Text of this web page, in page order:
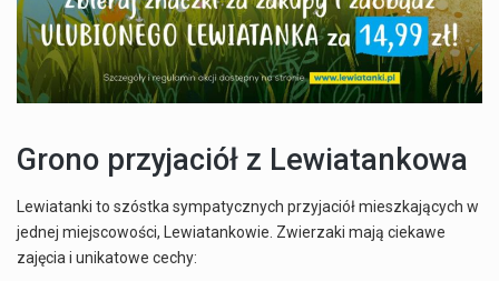
Grono przyjaciół z Lewiatankowa
Lewiatanki to szóstka sympatycznych przyjaciół mieszkających w
jednej miejscowości, Lewiatankowie. Zwierzaki mają ciekawe
zajęcia i unikatowe cechy: